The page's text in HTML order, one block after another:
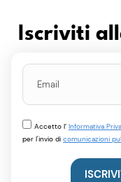
Iscriviti
Accetto l’ Informativa
per l'invio di comunicazioni